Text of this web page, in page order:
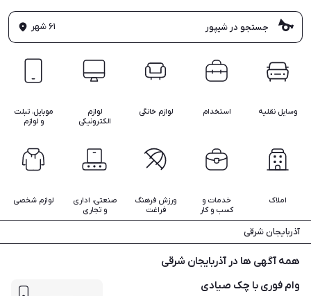
۶۱ شهر
وسایل نقلیه
املاک
استخدام
خدمات و
کسب و کار
لوازم خانگی
ورزش فرهنگ
فراغت
لوازم
الکترونیکی
صنعتی، اداری
و تجاری
موبایل، تبلت
و لوازم
لوازم شخصی
آذربایجان شرقی
همه آگهی ها در آذربایجان شرقی
وام فوری با چک صیادی